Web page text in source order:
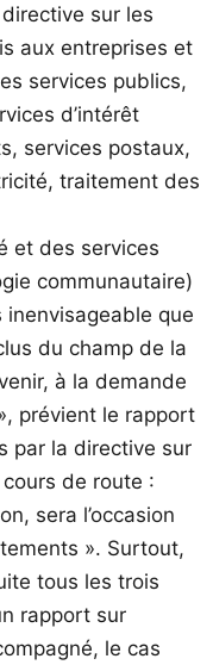
sur les
aux entreprises et
services publics,
d’intérêt
services postaux,
traitement des
et des services
communautaire)
inenvisageable que
du champ de la
à la demande
prévient le rapport
par la directive sur
de route :
sera l’occasion
». Surtout,
tous les trois
rapport sur
le cas